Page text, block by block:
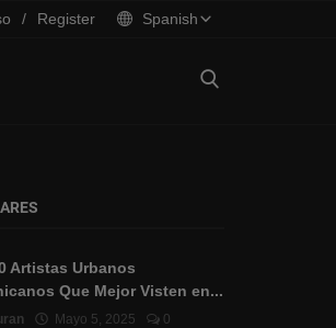
/ Register Spanish
Artistas Urbanos
Que Mejor Visten en...
Mayo 5, 2025
0